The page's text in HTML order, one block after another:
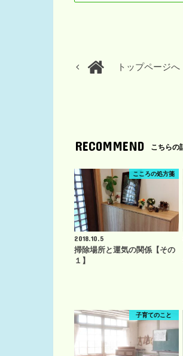
トップページへ
RECOMMEND こちらの
こころの処方箋
2018.10.5
掃除場所と運気の関係【その
１】
子育てのこと